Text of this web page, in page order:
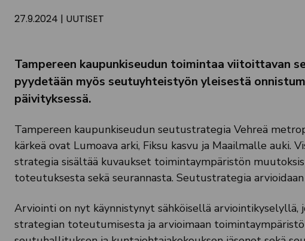
27.9.2024 | UUTISET
Tampereen kaupunkiseudun toimintaa viitoittavan
pyydetään myös seutuyhteistyön yleisestä
päivityksessä.
Tampereen kaupunkiseudun seutustrategia Vehreä
kärkeä ovat Lumoava arki, Fiksu kasvu ja Maailmalle auki.
strategia sisältää kuvaukset toimintaympäristön
toteutuksesta sekä seurannasta. Seutustrategia
Arviointi on nyt käynnistynyt sähköisellä arviointikyselyllä,
strategian toteutumisesta ja arvioimaan